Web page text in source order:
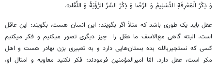
وَ ذِكْرُ الْمَعْرِفَةِ التَّسْلِيمُ وَ الرِّضَا وَ ذِكْرُ السِّرِّ الرُّؤْيَةُ وَ اللِّقَاء».
عقل باید یک طوری باشد که مثلاً اگر بگویند: این انسان هست، بگویند: این عاقل
است. البته گاهی مع‌الاسف ما عقل را چیز دیگری تصور می­کنیم و فکر می­کنیم
کسی که نستجیربالله بده بستان‌هایی دارد و به تعبیری بزن بهادر هست و اهل
مکر است، عقل دارد. امّا امیرالمؤمنین فرمودند: فکر نکنید معاویه و امثال او،